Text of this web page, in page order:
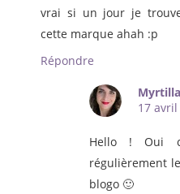
vrai si un jour je
cette marque ahah :p
Répondre
Myrtilla
17 avril
Hello ! Oui
régulièrement
blogo 🙂